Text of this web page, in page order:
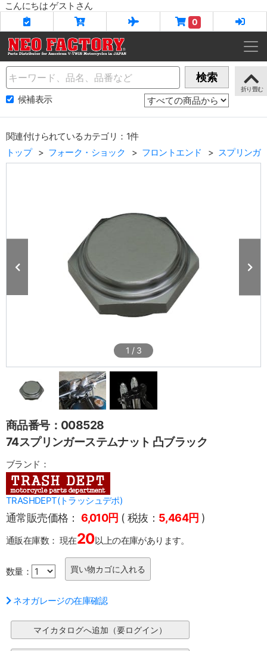
こんにちは ゲストさん
0
Name 検索
候補表示
関連付けられているカテゴリ：1件
トップ
フォーク・ショック フロントエンド スプリンガ
1 / 3
商品番号：008528
74スプリンガーステムナット 凸ブラック
ブランド：
TRASHDEPT(トラッシュデポ)
通常販売価格： 6,010円 ( 税抜： 5,464円 )
通販在庫数： 現在20以上の在庫があります。
数量：
ネオガレージの在庫確認